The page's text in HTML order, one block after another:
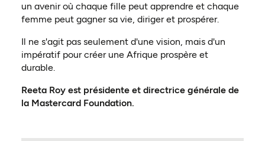
un avenir où chaque fille peut apprendre et chaque
femme peut gagner sa vie, diriger et prospérer.
Il ne s'agit pas seulement d'une vision, mais d'un
impératif pour créer une Afrique prospère et
durable.
Reeta Roy est présidente et directrice générale de
la Mastercard Foundation.